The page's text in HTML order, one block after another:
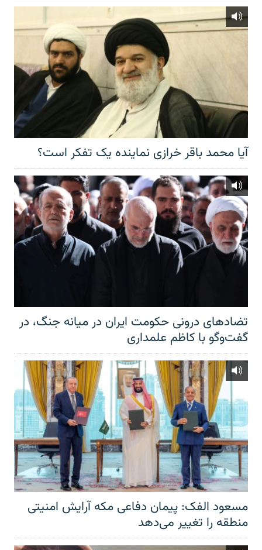
آیا محمد باقر خرازی نماینده یک تفکر است؟
تضادهای درونی حکومت ایران در میانه جنگ، در
گفت‌‌وگو با کاظم علمداری
مسعود الفک: پیمان دفاعی مکه آرایش امنیتی
منطقه را تغییر می‌دهد